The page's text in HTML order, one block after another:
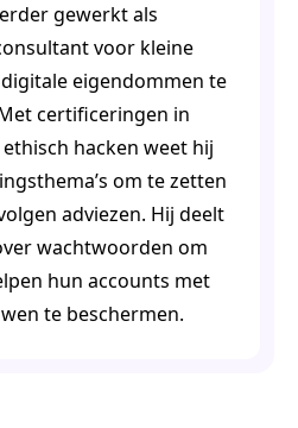
gewerkt als
voor kleine
eigendommen te
certificeringen in
hacken weet hij
om te zetten
adviezen. Hij deelt
wachtwoorden om
hun accounts met
te beschermen.